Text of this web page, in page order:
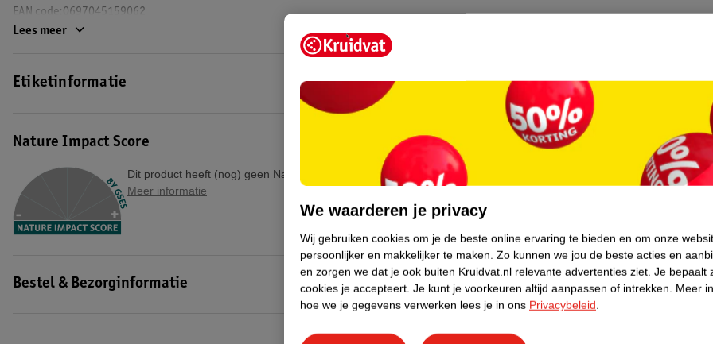
EAN code:0697045159062
Lees meer
Etiketinformatie
Nature Impact Score
Dit product heeft (nog) geen Nature Impact Score.
Meer informatie
Bestel & Bezorginformatie
We waarderen je privacy
Wij gebruiken cookies om je de beste online ervaring te bieden en om onze
persoonlijker en makkelijker te maken. Zo kunnen we jou de beste acties en
en zorgen we dat je ook buiten Kruidvat.nl relevante advertenties ziet. Je bepaalt
cookies je accepteert. Je kunt je voorkeuren altijd aanpassen of intrekken. Meer
hoe we je gegevens verwerken lees je in ons Privacybeleid.